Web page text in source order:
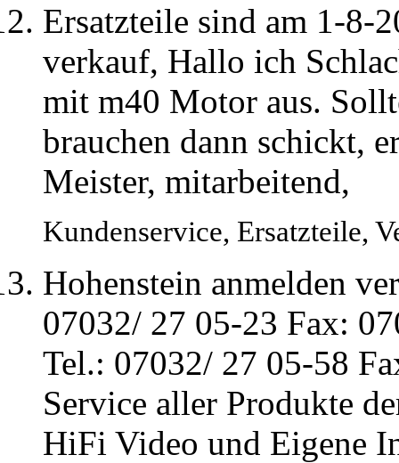
Ersatzteile sind am 1-8-
verkauf, Hallo ich
mit m40 Motor aus.
brauchen dann schickt,
Meister, mitarbeitend,
Kundenservice, Ersatzteile,
Hohenstein anmelden
07032/ 27 05-23 Fax:
Tel.: 07032/ 27 05-58
Service aller Produkte
HiFi Video und Eigene